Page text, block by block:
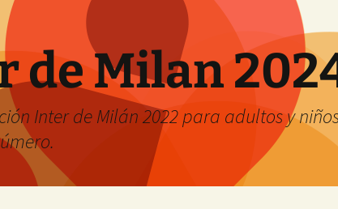
de Milan
Inter de Milán 2022 para adultos y